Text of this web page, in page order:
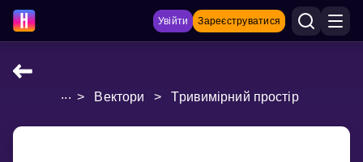
Увійти Зареєструватися
НАВЧАЛЬНІ МАТЕРІАЛИ
... > Вектори > Тривимірний простір